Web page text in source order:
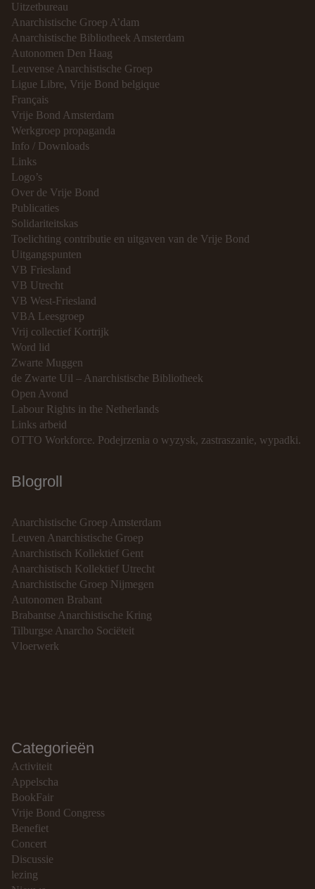
Uitzetbureau
Anarchistische Groep A’dam
Anarchistische Bibliotheek Amsterdam
Autonomen Den Haag
Leuvense Anarchistische Groep
Ligue Libre, Vrije Bond belgique
Français
Vrije Bond Amsterdam
Werkgroep propaganda
Info / Downloads
Links
Logo’s
Over de Vrije Bond
Publicaties
Solidariteitskas
Toelichting contributie en uitgaven van de Vrije Bond
Uitgangspunten
VB Friesland
VB Utrecht
VB West-Friesland
VBA Leesgroep
Vrij collectief Kortrijk
Word lid
Zwarte Muggen
de Zwarte Uil – Anarchistische Bibliotheek
Open Avond
Labour Rights in the Netherlands
Links arbeid
OTTO Workforce. Podejrzenia o wyzysk, zastraszanie, wypadki.
Blogroll
Anarchistische Groep Amsterdam
Leuven Anarchistische Groep
Anarchistisch Kollektief Gent
Anarchistisch Kollektief Utrecht
Anarchistische Groep Nijmegen
Autonomen Brabant
Brabantse Anarchistische Kring
Tilburgse Anarcho Sociëteit
Vloerwerk
Categorieën
Activiteit
Appelscha
BookFair
Vrije Bond Congress
Benefiet
Concert
Discussie
lezing